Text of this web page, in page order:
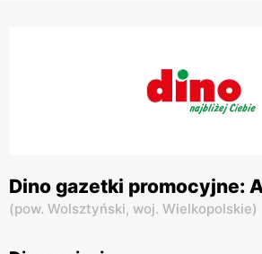
Dino gazetki promocyjne:
(pow. Wolsztyński, woj. Wielkopolskie)